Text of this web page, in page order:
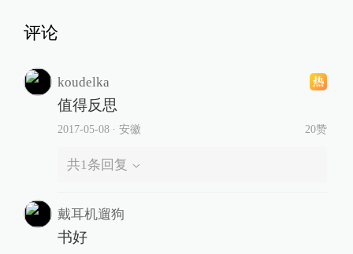
评论
koudelka
值得反思
2017-05-08∙ 安徽 20赞
共1条回复
戴耳机遛狗
书好